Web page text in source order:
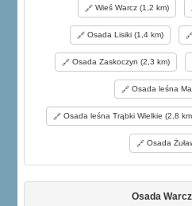
Wieś Warcz (1,2 km)
Osada Lisiki (1,4 km)
Osada Zaskoczyn (2,3 km)
Osada leśna
Osada leśna Trąbki Wielkie (2,8
Osada
Osada